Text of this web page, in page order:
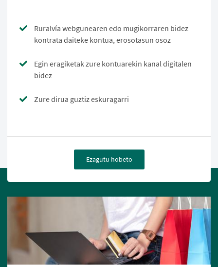
Ruralvía webgunearen edo mugikorraren bidez
kontrata daiteke kontua, erosotasun osoz
Egin eragiketak zure kontuarekin kanal digitalen
bidez
Zure dirua guztiz eskuragarri
Ezagutu hobeto